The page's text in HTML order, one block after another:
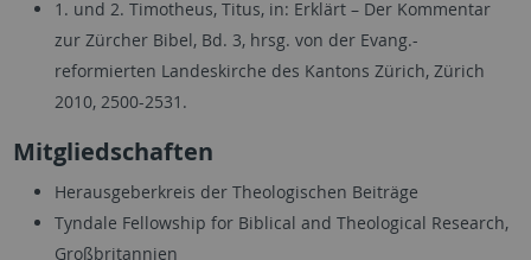
1. und 2. Timotheus, Titus, in: Erklärt – Der Kommentar
zur Zürcher Bibel, Bd. 3, hrsg. von der Evang.-
reformierten Landeskirche des Kantons Zürich, Zürich
2010, 2500-2531.
Mitgliedschaften
Herausgeberkreis der Theologischen Beiträge
Tyndale Fellowship for Biblical and Theological Research,
Großbritannien